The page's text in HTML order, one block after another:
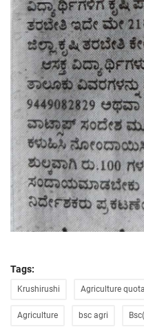
Tags:
Krushirushi Agriculture
Agriculture bsc agri